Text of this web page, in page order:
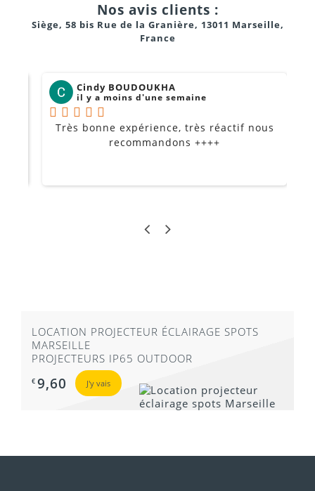
Nos avis clients :
Siège, 58 bis Rue de la Granière, 13011 Marseille,
France
Cindy BOUDOUKHA
il y a moins d'une semaine
Très bonne expérience, très réactif nous
recommandons ++++
LOCATION PROJECTEUR ÉCLAIRAGE SPOTS
MARSEILLE
PROJECTEURS IP65 OUTDOOR
€ 9,60 J'y vais